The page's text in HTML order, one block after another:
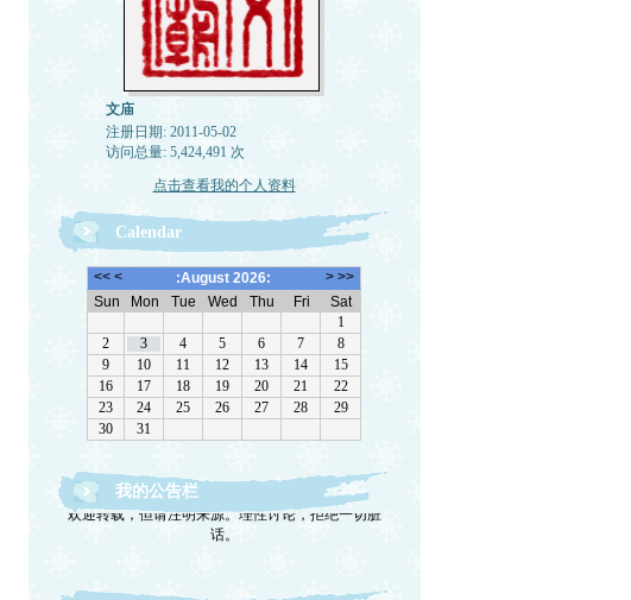
文庙
注册日期: 2011-05-02
访问总量: 5,424,491 次
点击查看我的个人资料
Calendar
我的公告栏
欢迎转载，但请注明来源。理性讨论，拒绝一切脏
话。